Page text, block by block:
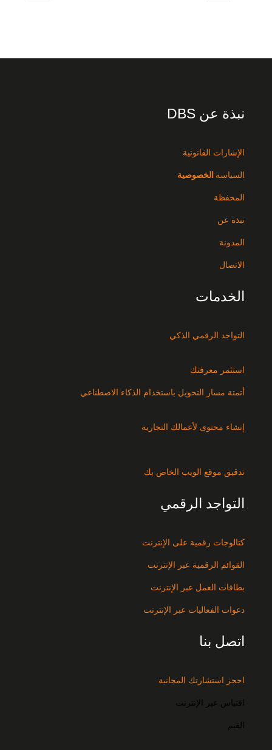
نبذة عن DBS
الإشارات القانونية
السياسة الخصوصية
المحفظة
نبذة عن
المدونة
الاتصال
الخدمات
التواجد الرقمي الذكي
استثمر معرفتك
أتمتة مسار التحويل باستخدام الذكاء الاصطناعي
إنشاء محتوى لأعمالك التجارية
تدقيق موقع الويب الخاص بك
التواجد الرقمي
كتالوجات رقمية على الإنترنت
القوائم الرقمية عبر الإنترنت
بطاقات العمل عبر الإنترنت
دعوات الفعاليات عبر الإنترنت
اتصل بنا
احجز استشارتك المجانية
اقتباس عبر الإنترنت
القيم